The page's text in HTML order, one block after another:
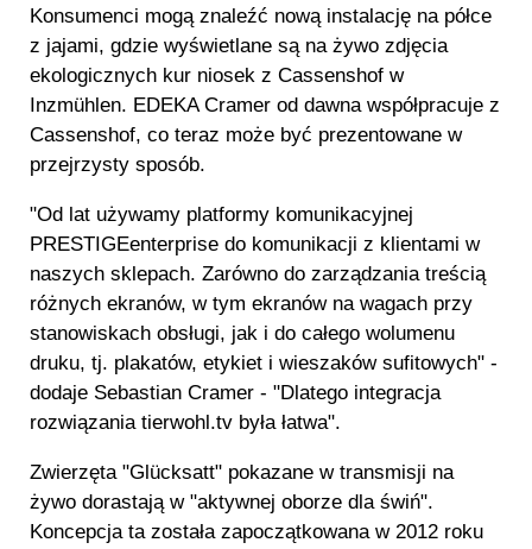
Konsumenci mogą znaleźć nową instalację na półce
z jajami, gdzie wyświetlane są na żywo zdjęcia
ekologicznych kur niosek z Cassenshof w
Inzmühlen. EDEKA Cramer od dawna współpracuje z
Cassenshof, co teraz może być prezentowane w
przejrzysty sposób.
"Od lat używamy platformy komunikacyjnej
PRESTIGEenterprise do komunikacji z klientami w
naszych sklepach. Zarówno do zarządzania treścią
różnych ekranów, w tym ekranów na wagach przy
stanowiskach obsługi, jak i do całego wolumenu
druku, tj. plakatów, etykiet i wieszaków sufitowych" -
dodaje Sebastian Cramer - "Dlatego integracja
rozwiązania tierwohl.tv była łatwa".
Zwierzęta "Glücksatt" pokazane w transmisji na
żywo dorastają w "aktywnej oborze dla świń".
Koncepcja ta została zapoczątkowana w 2012 roku